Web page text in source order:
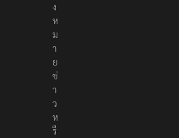
ง
ห
ม
า
ย
ข่
า
ว
ห
รื